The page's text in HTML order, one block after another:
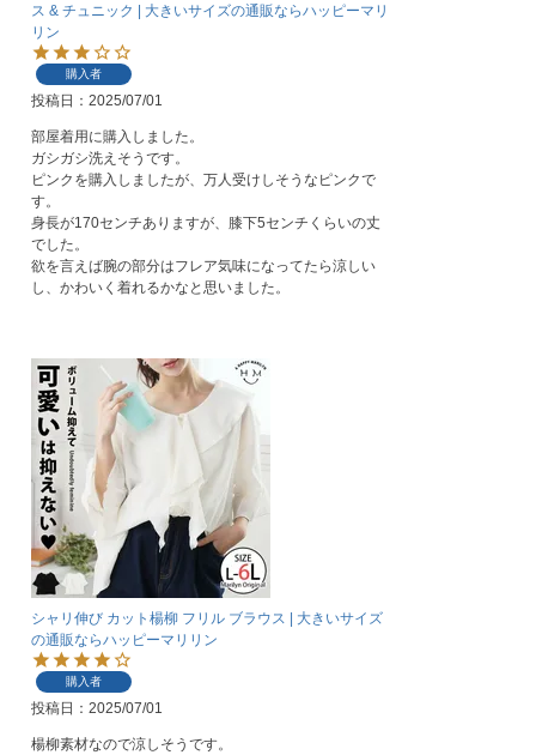
ス & チュニック | 大きいサイズの通販ならハッピーマリ
リン
購入者
投稿日 2025/07/01
部屋着用に購入しました。
ガシガシ洗えそうです。
ピンクを購入しましたが、万人受けしそうなピンクで
す。
身長が170センチありますが、膝下5センチくらいの丈
でした。
欲を言えば腕の部分はフレア気味になってたら涼しい
し、かわいく着れるかなと思いました。
シャリ伸び カット楊柳 フリル ブラウス | 大きいサイズ
の通販ならハッピーマリリン
購入者
投稿日 2025/07/01
楊柳素材なので涼しそうです。